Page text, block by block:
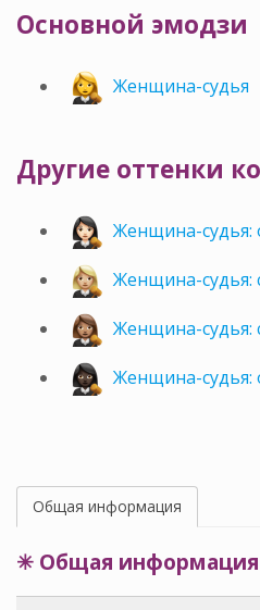
Основной эмодзи
Женщина-судья
Другие оттенки
Женщина-судья:
Женщина-судья:
Женщина-судья:
Женщина-судья:
Общая информация
✳ Общая информация